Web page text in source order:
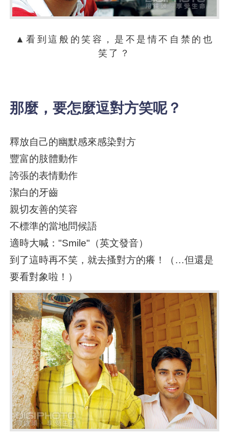
▲看到這般的笑容，是不是情不自禁的也
笑了？
那麼，要怎麼逗對方笑呢？
釋放自己的幽默感來感染對方
豐富的肢體動作
誇張的表情動作
潔白的牙齒
親切友善的笑容
不標準的當地問候語
適時大喊："Smile"（英文發音）
到了這時再不笑，就去搔對方的癢！（…但還是
要看對象啦！）